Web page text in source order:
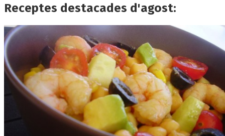
Receptes destacades d'agost: